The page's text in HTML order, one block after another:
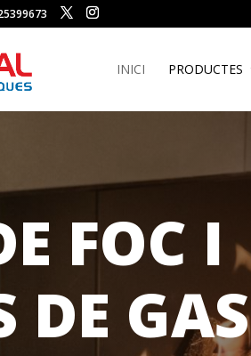
INICI PRODUCTES
FOC I
DE GAS